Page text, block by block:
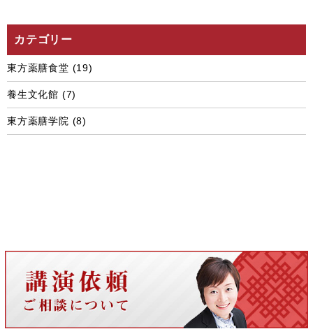
カテゴリー
東方薬膳食堂 (19)
養生文化館 (7)
東方薬膳学院 (8)